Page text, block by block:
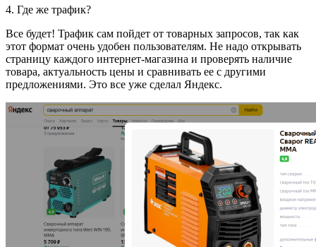
4. Где же трафик?
Все будет! Трафик сам пойдет от товарных запросов, так как
этот формат очень удобен пользователям. Не надо открывать
страницу каждого интернет-магазина и проверять наличие
товара, актуальность цены и сравнивать ее с другими
предложениями. Это все уже сделал Яндекс.